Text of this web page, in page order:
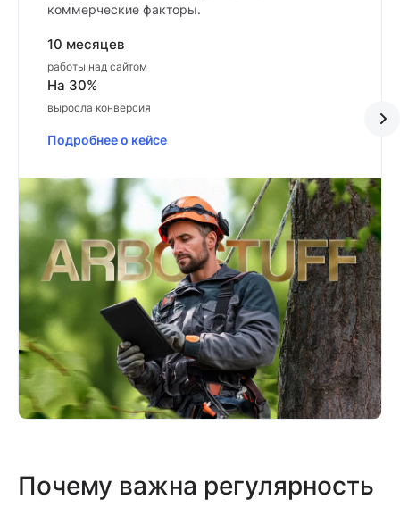
коммерческие факторы.
10 месяцев
работы над сайтом
На 30%
выросла конверсия
Подробнее о кейсе
Почему важна регулярность